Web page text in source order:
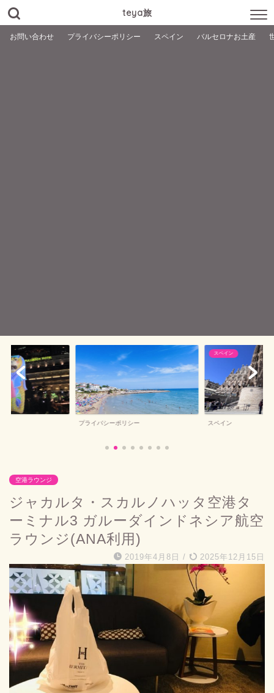
teya旅
お問い合わせ プライバシーポリシー スペイン バルセロナお土産
プライバシーポリシー
スペイン
スペイン
空港ラウンジ
ジャカルタ・スカルノハッタ空港タ
ーミナル3 ガルーダインドネシア航空
ラウンジ(ANA利用)
2019年4月8日 / 2025年12月15日